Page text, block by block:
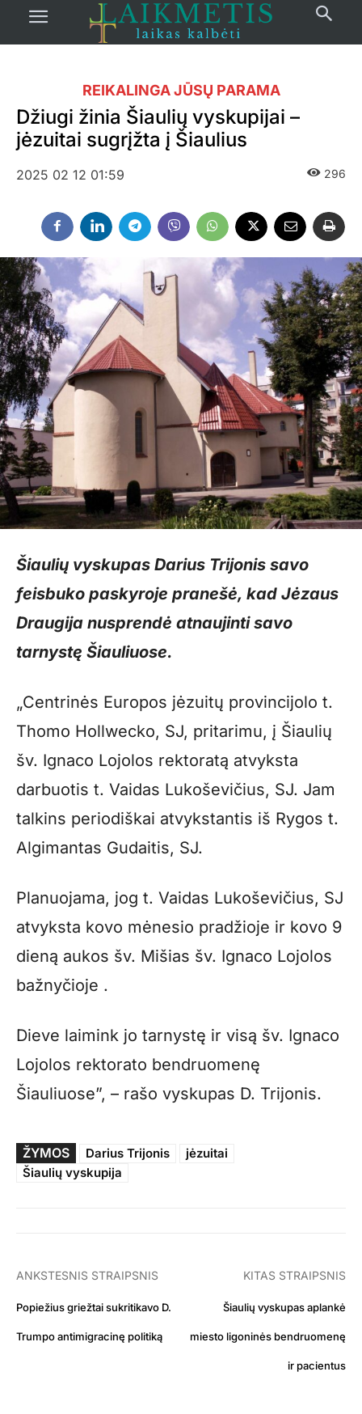
REIKALINGA JŪSŲ PARAMA
Džiugi žinia Šiaulių vyskupijai –
jėzuitai sugrįžta į Šiaulius
2025 02 12 01:59 296
Šiaulių vyskupas Darius Trijonis savo
feisbuko paskyroje pranešė, kad Jėzaus
Draugija nusprendė atnaujinti savo
tarnystę Šiauliuose.
„Centrinės Europos jėzuitų provincijolo t.
Thomo Hollwecko, SJ, pritarimu, į Šiaulių
šv. Ignaco Lojolos rektoratą atvyksta
darbuotis t. Vaidas Lukoševičius, SJ. Jam
talkins periodiškai atvykstantis iš Rygos t.
Algimantas Gudaitis, SJ.
Planuojama, jog t. Vaidas Lukoševičius, SJ
atvyksta kovo mėnesio pradžioje ir kovo 9
dieną aukos šv. Mišias šv. Ignaco Lojolos
bažnyčioje .
Dieve laimink jo tarnystę ir visą šv. Ignaco
Lojolos rektorato bendruomenę
Šiauliuose”, – rašo vyskupas D. Trijonis.
ŽYMOS Darius Trijonis
jėzuitai
Šiaulių vyskupija
ANKSTESNIS STRAIPSNIS
Popiežius griežtai sukritikavo D.
Trumpo antimigracinę politiką
KITAS STRAIPSNIS
Šiaulių vyskupas aplankė
miesto ligoninės bendruomenę
ir pacientus